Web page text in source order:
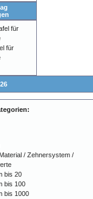
für
/ Zehnersystem /
bis 20
bis 100
bis 1000